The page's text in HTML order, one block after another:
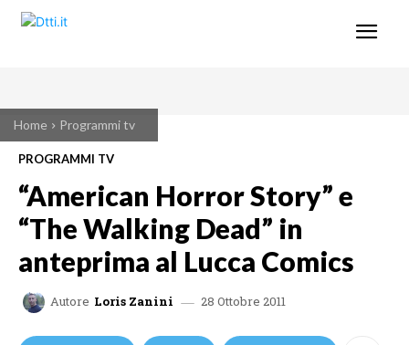
Home Programmi tv
PROGRAMMI TV
“American Horror Story” e
“The Walking Dead” in
anteprima al Lucca Comics
Autore Loris Zanini 28 Ottobre 2011